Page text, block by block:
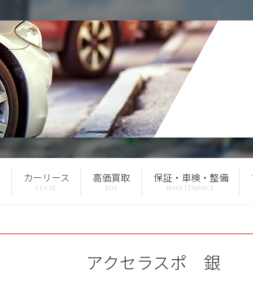
カーリース 高価買取 保証・車検・整備
アクセラスポ 銀